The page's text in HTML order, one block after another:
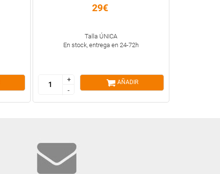
29€
Talla ÚNICA
En stock, entrega en 24-72h
+
-
+
-
AÑADIR